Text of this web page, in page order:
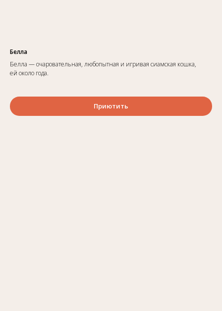
Белла
Белла — очаровательная, любопытная и игривая сиамская кошка,
ей около года.
Приютить